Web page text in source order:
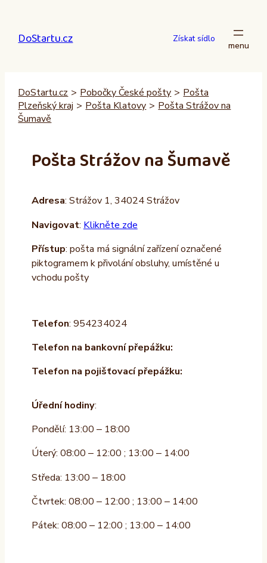
obsah
DoStartu.cz Získat sídlo
DoStartu.cz > Pobočky České pošty > Pošta
Plzeňský kraj > Pošta Klatovy > Pošta Strážov na
Šumavě
Pošta Strážov na Šumavě
Adresa: Strážov 1, 34024 Strážov
Navigovat: Klikněte zde
Přístup: pošta má signální zařízení označené
piktogramem k přivolání obsluhy, umístěné u
vchodu pošty
Telefon: 954234024
Telefon na bankovní přepážku:
Telefon na pojišťovací přepážku:
Úřední hodiny:
Pondělí: 13:00 – 18:00
Úterý: 08:00 – 12:00 ; 13:00 – 14:00
Středa: 13:00 – 18:00
Čtvrtek: 08:00 – 12:00 ; 13:00 – 14:00
Pátek: 08:00 – 12:00 ; 13:00 – 14:00